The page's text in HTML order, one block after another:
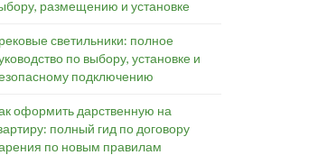
размещению и установке
светильники: полное
по выбору, установке и
подключению
оформить дарственную на
полный гид по договору
по новым правилам